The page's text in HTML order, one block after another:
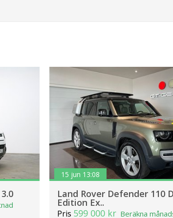
15 jun 13:08
Land Rover Defender 110
Edition Ex..
Pris 599 000 kr Beräkna